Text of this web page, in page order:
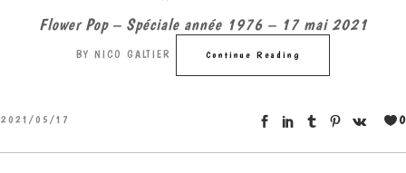
Flower Pop – Spéciale année 1976 – 17 mai 2021
BY NICO GALTIER Continue Reading
2021/05/17 0